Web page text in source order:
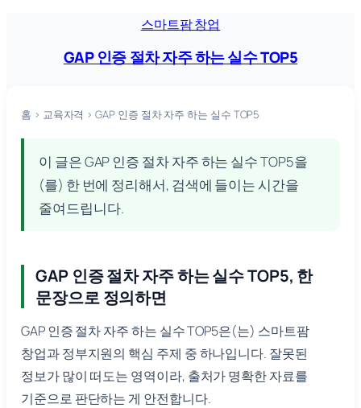
스마트팜 창업
GAP 인증 절차 자주 하는 실수 TOP5
홈 › 교육자격 ›GAP 인증 절차 자주 하는 실수 TOP5
이 글은 GAP 인증 절차 자주 하는 실수 TOP5을
(를) 한 번에 정리해서, 검색에 들이는 시간을
줄여드립니다.
GAP 인증 절차 자주 하는 실수 TOP5, 한
문장으로 정의하면
GAP 인증 절차 자주 하는 실수 TOP5은(는) 스마트팜
창업과 정부지원의 핵심 주제 중 하나입니다. 잘못된
정보가 많이 떠도는 영역이라, 출처가 명확한 자료를
기준으로 판단하는 게 안전합니다.